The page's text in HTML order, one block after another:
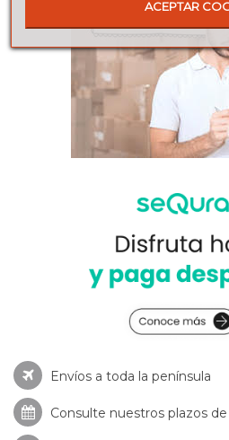
Envíos a toda la península
Consulte nuestros plazos
ACEPTAR